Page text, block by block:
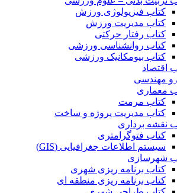
کتاب فیزیولوژی ورزش
کتاب مدیریت ورزش
کتاب رفتار حرکتی
کتاب روانشناسی ورزشی
کتاب بیومکانیک ورزشی
اقتصاد
و مهندسی
معماری
کتاب مرمت
کتاب مدیریت پروژه و ساخت
نقشه برداری
کتاب فتوگرامتری
سیستم اطلاعات جغرافیایی (GIS)
شهرسازی
کتاب برنامه ریزی شهری
کتاب برنامه ریزی منطقه ای